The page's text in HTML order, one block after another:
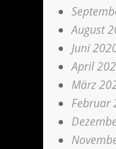
August
Juni
April
März
Februar